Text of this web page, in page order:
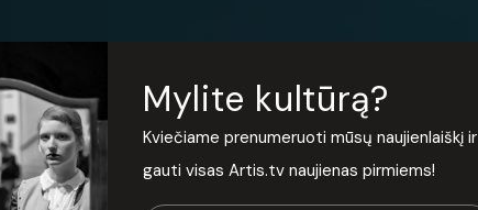
patekti į jūrininkų mokyklą ir
Mylite kultūrą?
Kviečiame prenumeruoti mūsų naujienlaiškį ir
gauti visas Artis.tv naujienas pirmiems!